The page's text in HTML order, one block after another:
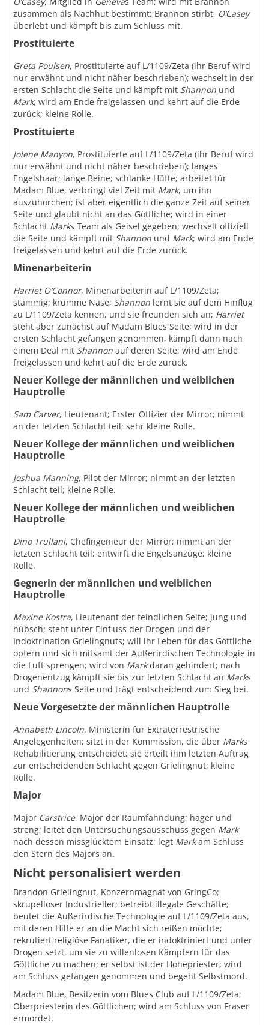
zusammen als Nachhut bestimmt; Brannon stirbt, O’Casey
überlebt und kämpft bis zum Schluss mit.
Prostituierte
Greta Poulsen, Prostituierte auf L/1109/Zeta (ihr Beruf wird
nur erwähnt und nicht näher beschrieben); wechselt in der
ersten Schlacht die Seite und kämpft mit Shannon und
Mark; wird am Ende freigelassen und kehrt auf die Erde
zurück; kleine Rolle.
Prostituierte
Jolene Manyon, Prostituierte auf L/1109/Zeta (ihr Beruf wird
nur erwähnt und nicht näher beschrieben); langes
Engelshaar; lange Beine; schlanke Hüfte; arbeitet für
Madam Blue; verbringt viel Zeit mit Mark, um ihn
auszuhorchen; ist aber eigentlich die ganze Zeit auf seiner
Seite und glaubt nicht an das Göttliche; wird in einer
Schlacht Marks Team als Geisel gegeben; wechselt offiziell
die Seite und kämpft mit Shannon und Mark; wird am Ende
freigelassen und kehrt auf die Erde zurück.
Minenarbeiterin
Harriet O’Connor, Minenarbeiterin auf L/1109/Zeta;
stämmig; krumme Nase; Shannon lernt sie auf dem Hinflug
zu L/1109/Zeta kennen, und sie freunden sich an; Harriet
steht aber zunächst auf Madam Blues Seite; wird in der
ersten Schlacht gefangen genommen, kämpft dann nach
einem Deal mit Shannon auf deren Seite; wird am Ende
freigelassen und kehrt auf die Erde zurück.
Neuer Kollege der männlichen und weiblichen
Hauptrolle
Sam Carver, Lieutenant; Erster Offizier der Mirror; nimmt
an der letzten Schlacht teil; sehr kleine Rolle.
Neuer Kollege der männlichen und weiblichen
Hauptrolle
Joshua Manning, Pilot der Mirror; nimmt an der letzten
Schlacht teil; kleine Rolle.
Neuer Kollege der männlichen und weiblichen
Hauptrolle
Dino Trullani, Chefingenieur der Mirror; nimmt an der
letzten Schlacht teil; entwirft die Engelsanzüge; kleine
Rolle.
Gegnerin der männlichen und weiblichen
Hauptrolle
Maxine Kostra, Lieutenant der feindlichen Seite; jung und
hübsch; steht unter Einfluss der Drogen und der
Indoktrination Grielingnuts; will ihr Leben für das Göttliche
opfern und sich mitsamt der Außerirdischen Technologie in
die Luft sprengen; wird von Markdaran gehindert; nach
Drogenentzug kämpft sie bis zur letzten Schlacht an Marks
und Shannons Seite und trägt entscheidend zum Sieg bei.
Neue Vorgesetzte der männlichen Hauptrolle
Annabeth Lincoln, Ministerin für Extraterrestrische
Angelegenheiten; sitzt in der Kommission, die über Marks
Rehabilitierung entscheidet; sie erteilt ihm letzten Auftrag
zur entscheidenden Schlacht gegen Grielingnut; kleine
Rolle.
Major
Major Carstrice, Major der Raumfahndung; hager und
streng; leitet den Untersuchungsausschuss gegen Mark
nach dessen missglücktem Einsatz; legt Markam Schluss
den Stern des Majors an.
Nicht personalisiert werden
Brandon Grielingnut, Konzernmagnat von GringCo;
skrupelloser Industrieller; betreibt illegale Geschäfte;
beutet die Außerirdische Technologie auf L/1109/Zeta aus,
mit deren Hilfe er an die Macht sich reißen möchte;
rekrutiert religiöse Fanatiker, die er indoktriniert und unter
Drogen setzt, um sie zu willenlosen Kämpfern für das
Göttliche zu machen; er selbst ist der Hohepriester; wird
am Schluss gefangen genommen und begeht Selbstmord.
Madam Blue, Besitzerin vom Blues Club auf L/1109/Zeta;
Oberpriesterin des Göttlichen; wird am Schluss von Fraser
ermordet.